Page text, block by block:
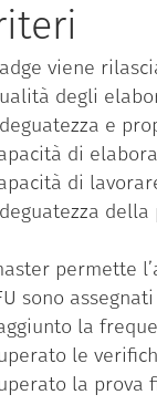
viene
degli
e
di
di
permette
sono
la
le
la prova